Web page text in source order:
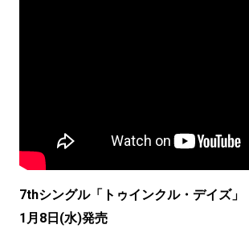
7thシングル「トゥインクル・デイズ」
1月8日(水)発売